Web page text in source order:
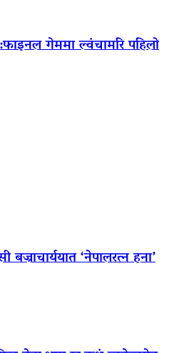
गेममा ल्वंचामरि पहिलो
बज्राचार्ययात ‘नेपालरत्न हना’